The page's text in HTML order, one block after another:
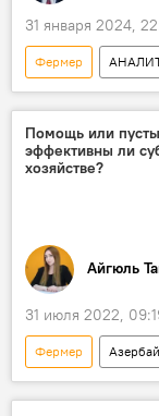
31 января 2024,
Фермер
Сельское хозяйство
Акция протеста
Помощь или
эффективны ли
хозяйстве?
Айгюль
31 июля 2022,
Фермер
Сельское хозяйство